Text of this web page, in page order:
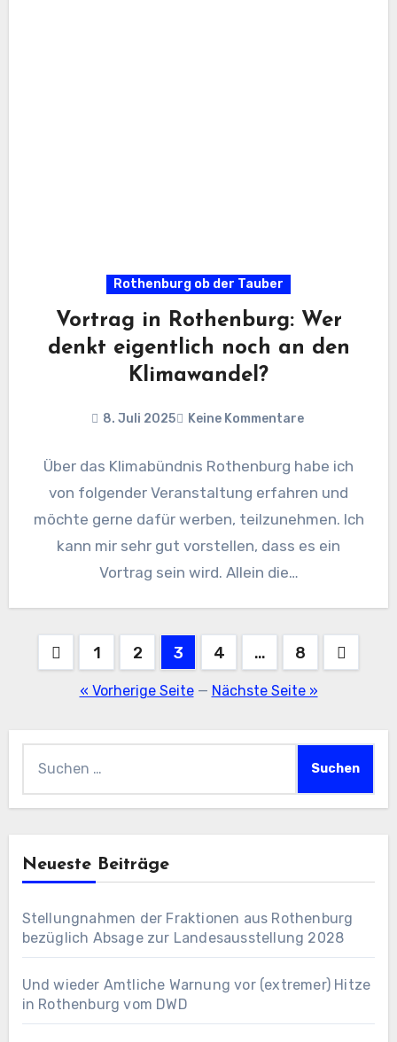
Rothenburg ob der Tauber
Vortrag in Rothenburg: Wer
denkt eigentlich noch an den
Klimawandel?
8. Juli 2025 Keine Kommentare
Über das Klimabündnis Rothenburg habe ich
von folgender Veranstaltung erfahren und
möchte gerne dafür werben, teilzunehmen. Ich
kann mir sehr gut vorstellen, dass es ein
Vortrag sein wird. Allein die…
Seitennummerierung
1 2 3 4 … 8
« Vorherige Seite— Nächste Seite »
Neueste Beiträge
Stellungnahmen der Fraktionen aus Rothenburg
bezüglich Absage zur Landesausstellung 2028
Und wieder Amtliche Warnung vor (extremer) Hitze
in Rothenburg vom DWD